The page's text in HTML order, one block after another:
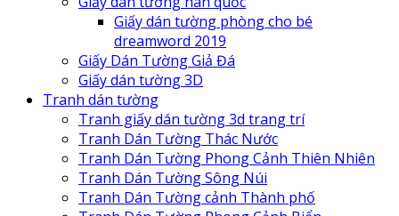
Giấy dán tường phòng cho bé
dreamword 2019
Giấy Dán Tường Giả Đá
Giấy dán tường 3D
Tranh dán tường
Tranh giấy dán tường 3d trang trí
Tranh Dán Tường Thác Nước
Tranh Dán Tường Phong Cảnh Thiên Nhiên
Tranh Dán Tường Sông Núi
Tranh Dán Tường cảnh Thành phố